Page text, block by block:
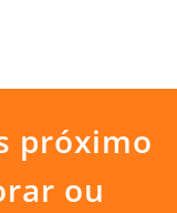
próximo
ou